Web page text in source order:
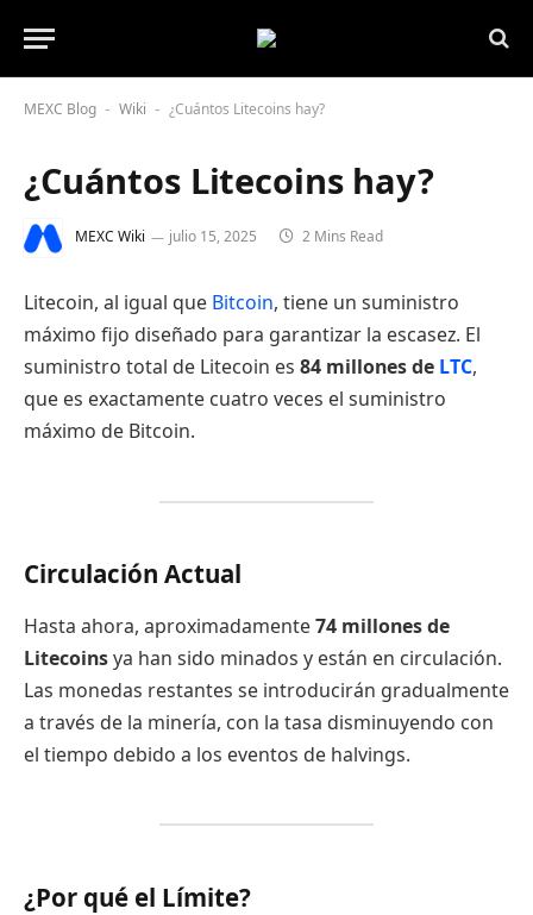
MEXC Blog - Wiki - ¿Cuántos Litecoins hay?
¿Cuántos Litecoins hay?
MEXC Wiki julio 15, 2025 2 Mins Read
Litecoin, al igual que Bitcoin, tiene un suministro
máximo fijo diseñado para garantizar la escasez. El
suministro total de Litecoin es 84 millones de LTC,
que es exactamente cuatro veces el suministro
máximo de Bitcoin.
Circulación Actual
Hasta ahora, aproximadamente74 millones de
Litecoinsya han sido minados y están en circulación.
Las monedas restantes se introducirán gradualmente
a través de la minería, con la tasa disminuyendo con
el tiempo debido a los eventos de halvings.
¿Por qué el Límite?